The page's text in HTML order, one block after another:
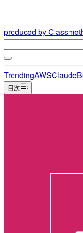
produced by
TrendingAWSClaude
目次